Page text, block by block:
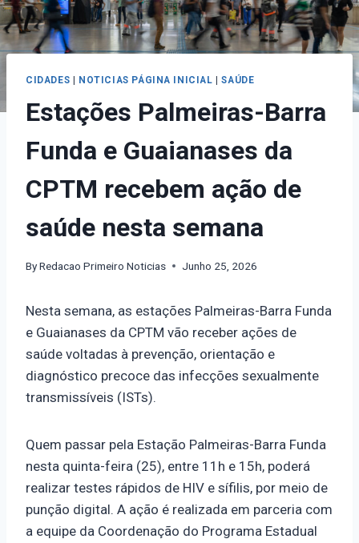
CIDADES NOTICIAS PÁGINA INICIAL |SAÚDE
Estações Palmeiras-Barra
Funda e Guaianases da
CPTM recebem ação de
saúde nesta semana
ByRedacao Primeiro Noticias Junho 25, 2026
Nesta semana, as estações Palmeiras-Barra Funda
e Guaianases da CPTM vão receber ações de
saúde voltadas à prevenção, orientação e
diagnóstico precoce das infecções sexualmente
transmissíveis (ISTs).
Quem passar pela Estação Palmeiras-Barra Funda
nesta quinta-feira (25), entre 11h e 15h, poderá
realizar testes rápidos de HIV e sífilis, por meio de
punção digital. A ação é realizada em parceria com
a equipe da Coordenação do Programa Estadual